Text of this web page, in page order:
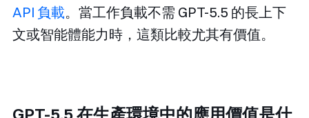
API 負載。當工作負載不需 GPT-5.5 的長上下
文或智能體能力時，這類比較尤其有價值。